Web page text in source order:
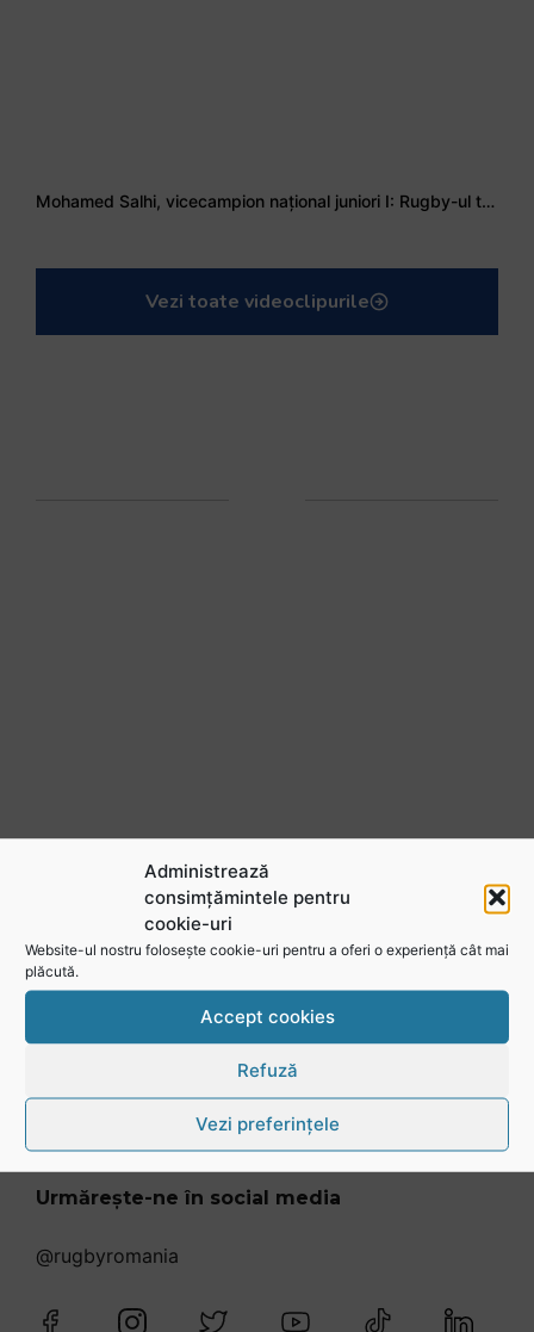
Administrează
consimțămintele pentru
cookie-uri
Website-ul nostru folosește cookie-uri pentru a oferi o experiență cât mai
plăcută.
Accept cookies
Refuză
Vezi preferințele
Mohamed Salhi, vicecampion național juniori I: Rugby-ul te învață să accepți și înfrângerile
Vezi toate videoclipurile
Urmărește-ne în social media
@rugbyromania